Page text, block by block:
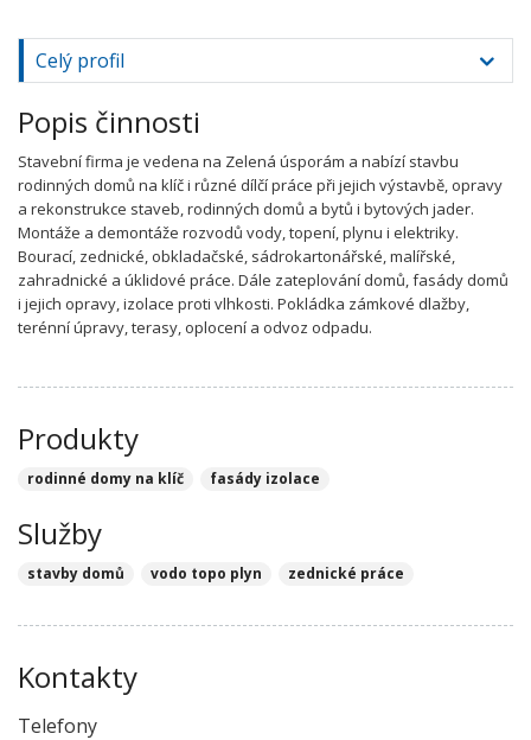
Celý profil
Popis činnosti
Stavební firma je vedena na Zelená úsporám a nabízí stavbu
rodinných domů na klíč i různé dílčí práce při jejich výstavbě, opravy
a rekonstrukce staveb, rodinných domů a bytů i bytových jader.
Montáže a demontáže rozvodů vody, topení, plynu i elektriky.
Bourací, zednické, obkladačské, sádrokartonářské, malířské,
zahradnické a úklidové práce. Dále zateplování domů, fasády domů
i jejich opravy, izolace proti vlhkosti. Pokládka zámkové dlažby,
terénní úpravy, terasy, oplocení a odvoz odpadu.
Produkty
rodinné domy na klíč fasády izolace
Služby
stavby domů vodo topo plyn zednické práce
Kontakty
Telefony